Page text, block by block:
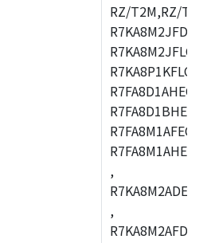
RZ/T2M,RZ/
,
,